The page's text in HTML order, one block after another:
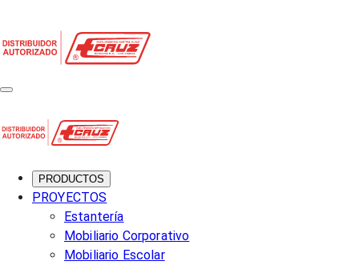
PRODUCTOS
PROYECTOS
Estantería
Mobiliario Corporativo
Mobiliario Escolar